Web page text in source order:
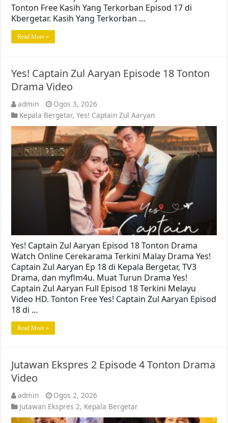
Tonton Free Kasih Yang Terkorban Episod 17 di
Kbergetar. Kasih Yang Terkorban …
Read More »
Yes! Captain Zul Aaryan Episode 18 Tonton
Drama Video
admin
Ogos 3, 2026
Kepala Bergetar,Yes! Captain Zul Aaryan
Yes! Captain Zul Aaryan Episod 18 Tonton Drama
Watch Online Cerekarama Terkini Malay Drama Yes!
Captain Zul Aaryan Ep 18 di Kepala Bergetar, TV3
Drama, dan myflm4u. Muat Turun Drama Yes!
Captain Zul Aaryan Full Episod 18 Terkini Melayu
Video HD. Tonton Free Yes! Captain Zul Aaryan Episod
18 di …
Read More »
Jutawan Ekspres 2 Episode 4 Tonton Drama
Video
admin
Ogos 2, 2026
Jutawan Ekspres 2, Kepala Bergetar